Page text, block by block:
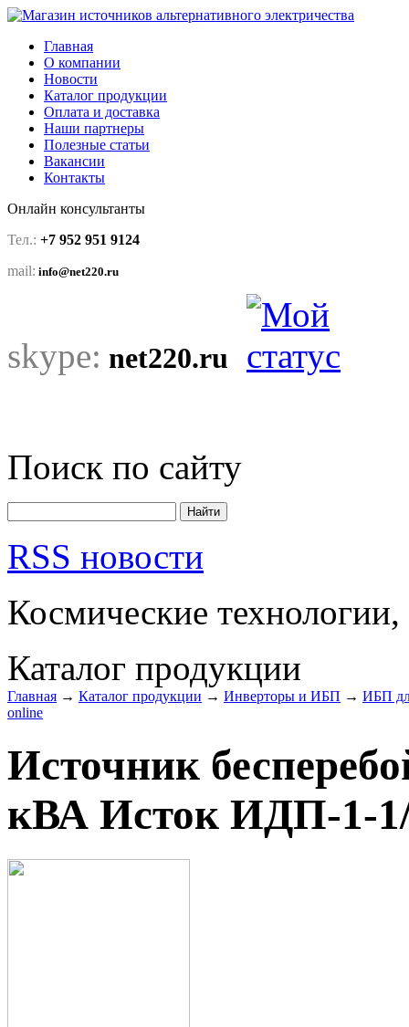
Главная
О компании
Новости
Каталог продукции
Оплата и доставка
Наши партнеры
Полезные статьи
Вакансии
Контакты
Онлайн консультанты
Тел.: +7 952 951 9124
mail: info@net220.ru
skype: net220.ru
Поиск по сайту
RSS новости
Космические технологии,
Каталог продукции
Главная → Каталог продукции → Инверторы и ИБП → ИБП
online
Источник
кВА Исток ИДП-1-